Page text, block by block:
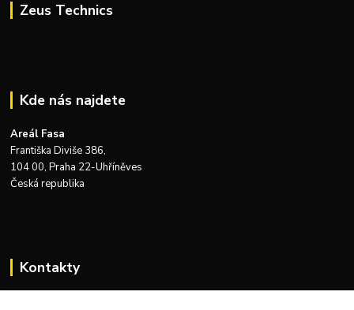
Zeus Technics
Kde nás najdete
Areál Fasa
Františka Diviše 386,
104 00, Praha 22-Uhříněves
Česká republika
Kontakty